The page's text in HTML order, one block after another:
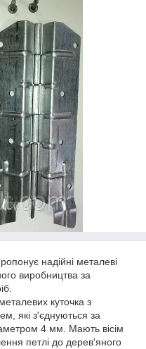
надійні металеві
виробництва за
куточка з
які з'єднуються за
4 мм. Мають вісім
петлі до дерев'яного